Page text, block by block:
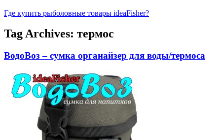
Где купить рыболовные товары ideaFisher?
Tag Archives: термос
ВодоВоз – сумка органайзер для воды/термоса